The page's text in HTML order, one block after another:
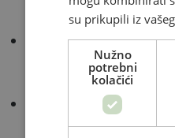
Vjenčanja
Sport i aktivnosti
su prikupili iz
Nužno
potrebni
kolačići